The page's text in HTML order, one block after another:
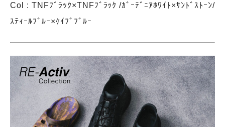
Col : TNFﾌﾞﾗｯｸ×TNFﾌﾞﾗｯｸ /ｶﾞｰﾃﾞﾆｱﾎﾜｲﾄ×ｻﾝﾄﾞｽﾄｰﾝ/
ｽﾃｨｰﾙﾌﾞﾙｰ×ｹｲﾌﾞﾌﾞﾙｰ